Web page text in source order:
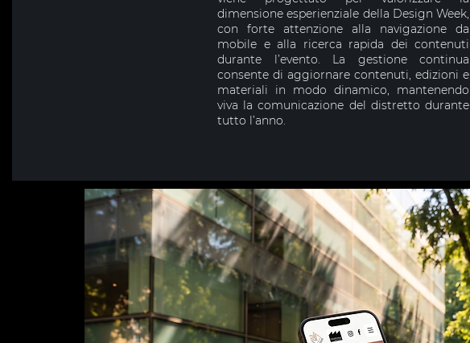
dimensione esperienziale della Design Week,
con forte attenzione alla navigazione da
mobile e alla ricerca rapida dei contenuti
durante l’evento. La gestione continua
consente di aggiornare contenuti, edizioni e
materiali in modo dinamico, mantenendo
viva la comunicazione del distretto durante
tutto l’anno.